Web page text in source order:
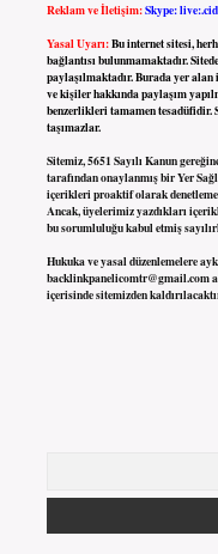
Reklam ve İletişim:Skype:
Yasal Uyarı:Bu internet sitesi,
bağlantısı bulunmamaktadır.
paylaşılmaktadır. Burada yer
ve kişiler hakkında paylaşım
benzerlikleri tamamen
taşımazlar.
Sitemiz, 5651 Sayılı Kanun
tarafından onaylanmış bir Yer
içerikleri proaktif olarak
Ancak, üyelerimiz yazdıkları
bu sorumluluğu kabul etmiş
Hukuka ve yasal düzenlemelere
backlinkpanelicomtr@gmail.com
içerisinde sitemizden